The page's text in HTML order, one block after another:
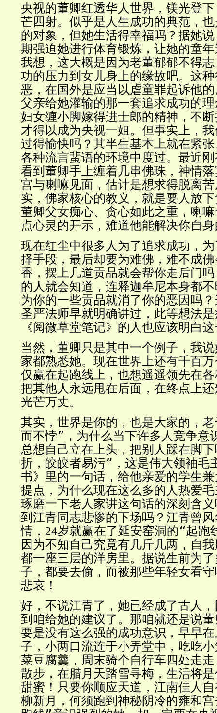
央视的董卿红透华人世界，镁光登
芒四射。似乎是人生成功的典范，
的对象，但她生活得幸福吗？据她
期强迫她进行体育锻炼，让她的童
我想，这大概是因为老董郁郁不得
功的压力到女儿身上的缘故吧。这
恶，在国外是应当以虐童罪起诉他
父亲给她灌输的那一套追求成功的
妇女缠小脚嫁得进士郎的精神，不
才得以成为央视一姐。但事实上，
过得愉快吗？其半生基本上就在紧
各种流言蜚语的环境中度过。最近
看到董卿手上缠着几串佛珠，神情
宫与喇嘛见面，估计是想求得脱离
实，佛家核心的教义，就是要人放
董卿父女痴心、贪心如此之重，喇
点心灵的开示，难道他能解决你自
现在红尘中很多人为了追求成功，
择手段，最后却要为难佛，难不成
香，摆上几道贡品就会帮你走后门
的人就会知道，连释迦牟尼本身都
为你的一些贡品就消了你的恶因吗
圣严法师早就明确讲过，此等想法
《阅微草堂笔记》的人也应该明白
当然，董卿只是其中一个例子，我
家都熟悉她。现在世界上还有千百
仅赢在起跑线上，也想遥遥领先在
把其他人永远甩在后面，在终点上
光芒万丈。
其实，世界是你的，也是大家的，
而不悖”，为什么当下许多人竞争意
总想自己立在上头，把别人踩在脚
折，皎皎者易污”，这是伟大领袖毛
书》里的一句话，给他亲爱的学生
提点，为什么现在这么多的人热爱
琢磨一下老人家讲这句话的深刻含
到江青同志悲惨的下场吗？江青曾
情， 24岁就赢在了延安窑洞的“起跑
因为不知自己究竟有几斤几两，自
都一座三层的洋房里。据说生前为
子，都要去偷，而被那些年轻女看
悲哀！
好，不说江青了，她已经成了古人
到咱给她的建议了。那咱就还是说
要是没有这么强的成功意识，早早
子，小两口流连于小弄堂中，吃吃
菜豆腐羹，周末骑个自行车四处走
散步，在腊月天踏雪寻梅，生活将
甜蜜！只要你顺应天道，江南佳人
柳新月，何须跑到神秘阴冷的雍和